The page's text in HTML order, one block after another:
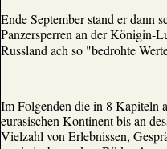
Ende September stand er dann
Panzersperren an der Königin-
Russland ach so "bedrohte
Im Folgenden die in 8 Kapiteln
eurasischen Kontinent bis an
Vielzahl von Erlebnissen,